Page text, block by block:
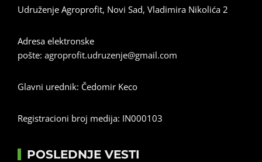
Udruženje Agroprofit, Novi Sad, Vladimira Nikolića 2
Adresa elektronske
pošte: agroprofit.udruzenje@gmail.com
Glavni urednik: Čedomir Keco
Registracioni broj medija: IN000103
POSLEDNJE VESTI